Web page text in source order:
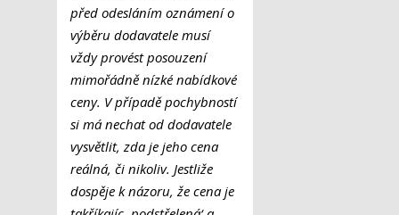
před odesláním oznámení o
výběru dodavatele musí
vždy provést posouzení
mimořádně nízké nabídkové
ceny. V případě pochybností
si má nechat od dodavatele
vysvětlit, zda je jeho cena
reálná, či nikoliv. Jestliže
dospěje k názoru, že cena je